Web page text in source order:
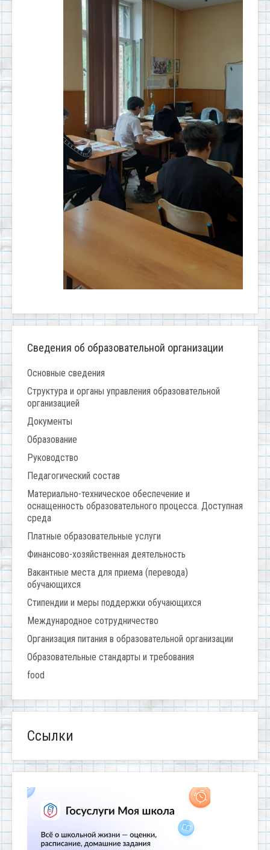
Сведения об образовательной организации
Основные сведения
Структура и органы управления образовательной
организацией
Документы
Образование
Руководство
Педагогический состав
Материально-техническое обеспечение и
оснащенность образовательного процесса. Доступная
среда
Платные образовательные услуги
Финансово-хозяйственная деятельность
Вакантные места для приема (перевода)
обучающихся
Стипендии и меры поддержки обучающихся
Международное сотрудничество
Организация питания в образовательной организации
Образовательные стандарты и требования
food
Ссылки